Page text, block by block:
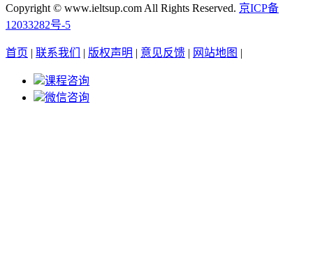
Copyright © www.ieltsup.com All Rights Reserved. 京ICP备
12033282号-5
首页 | 联系我们 | 版权声明 | 意见反馈 | 网站地图 |
课程咨询
微信咨询